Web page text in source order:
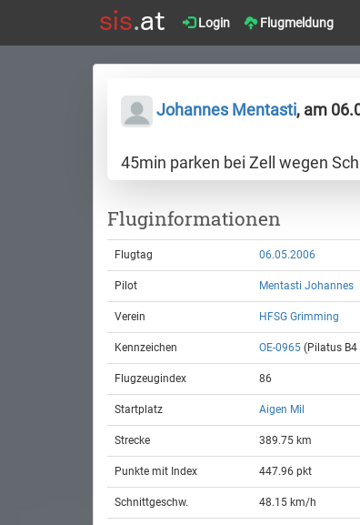
Login Flugmeldung
Johannes Mentasti, am
45min parken bei Zell wegen
Fluginformationen
Flugtag 06.05.2006
Pilot Mentasti Johannes
Verein HFSG Grimming
Kennzeichen OE-0965 (Pilatus B4
Flugzeugindex 86
Startplatz Aigen Mil
Strecke 389.75 km
Punkte mit Index 447.96 pkt
Schnittgeschw. 48.15 km/h